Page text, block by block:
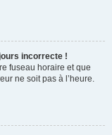
incorrecte !
fuseau horaire et que
ne soit pas à l’heure.